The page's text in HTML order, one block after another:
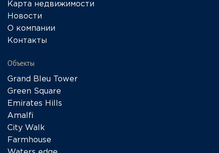
Карта недвижимости
Новости
О компании
Контакты
Объекты
Grand Bleu Tower
Green Square
Emirates Hills
Amalfi
City Walk
Farmhouse